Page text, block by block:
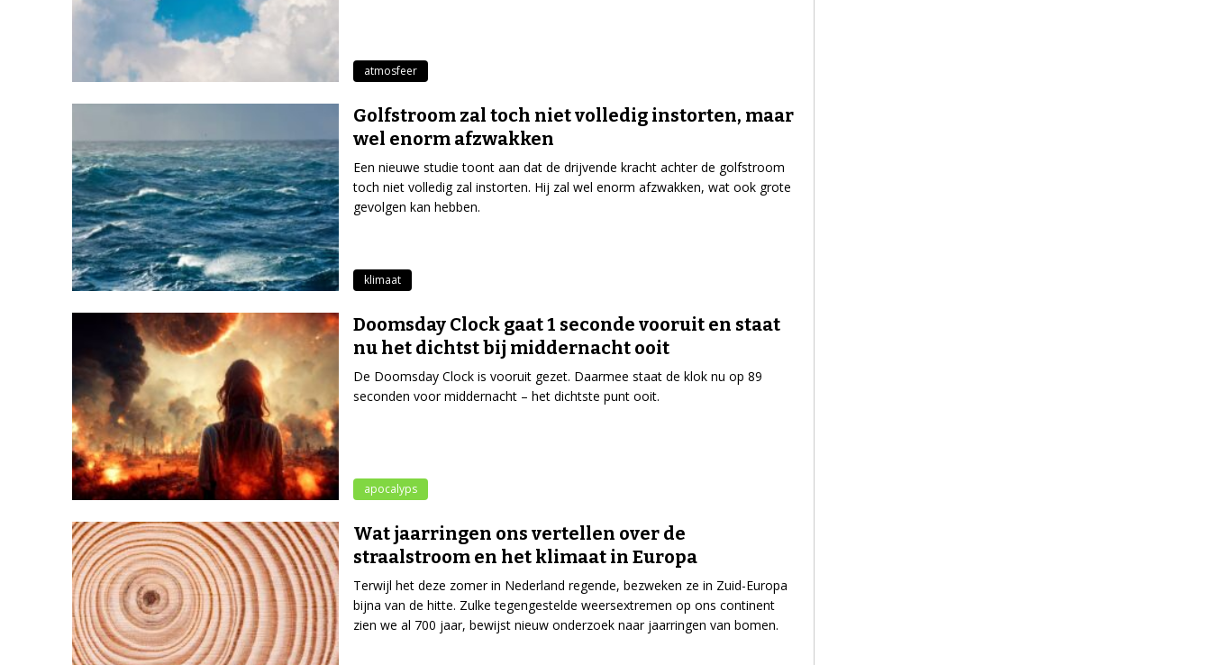
atmosfeer
Golfstroom zal toch niet volledig instorten, maar
wel enorm afzwakken
Een nieuwe studie toont aan dat de drijvende kracht achter de golfstroom
toch niet volledig zal instorten. Hij zal wel enorm afzwakken, wat ook grote
gevolgen kan hebben.
klimaat
Doomsday Clock gaat 1 seconde vooruit en staat
nu het dichtst bij middernacht ooit
De Doomsday Clock is vooruit gezet. Daarmee staat de klok nu op 89
seconden voor middernacht – het dichtste punt ooit.
apocalyps
Wat jaarringen ons vertellen over de
straalstroom en het klimaat in Europa
Terwijl het deze zomer in Nederland regende, bezweken ze in Zuid-Europa
bijna van de hitte. Zulke tegengestelde weersextremen op ons continent
zien we al 700 jaar, bewijst nieuw onderzoek naar jaarringen van bomen.